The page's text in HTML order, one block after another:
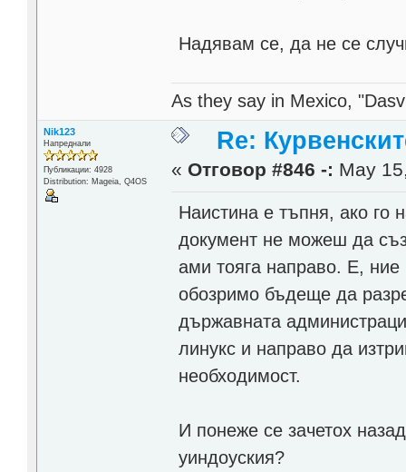
Надявам се, да не се
As they say in Mexico,
Nik123
Напреднали
Публикации: 4928
Distribution: Mageia, Q4OS
Re:
« Отговор #846 -: May
Наистина е тъпня, ако го
документ не можеш да
ами тояга направо. Е,
обозримо бъдеще да
държавната
линукс и направо да
необходимост.
И понеже се зачетох
уиндоуския?